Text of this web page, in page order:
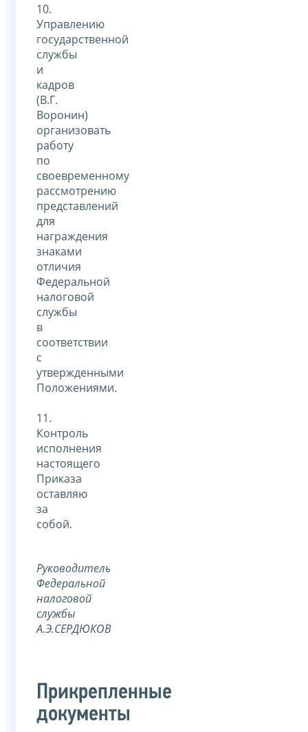
10.
Управлению
государственной
службы
и
кадров
(В.Г.
Воронин)
организовать
работу
по
своевременному
рассмотрению
представлений
для
награждения
знаками
отличия
Федеральной
налоговой
службы
в
соответствии
с
утвержденными
Положениями.
11.
Контроль
исполнения
настоящего
Приказа
оставляю
за
собой.
Руководитель
Федеральной
налоговой
службы
А.Э.СЕРДЮКОВ
Прикрепленные
документы